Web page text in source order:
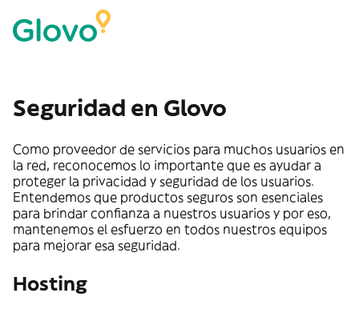
Seguridad en Glovo
Como proveedor de servicios para muchos usuarios en
la red, reconocemos lo importante que es ayudar a
proteger la privacidad y seguridad de los usuarios.
Entendemos que productos seguros son esenciales
para brindar confianza a nuestros usuarios y por eso,
mantenemos el esfuerzo en todos nuestros equipos
para mejorar esa seguridad.
Hosting